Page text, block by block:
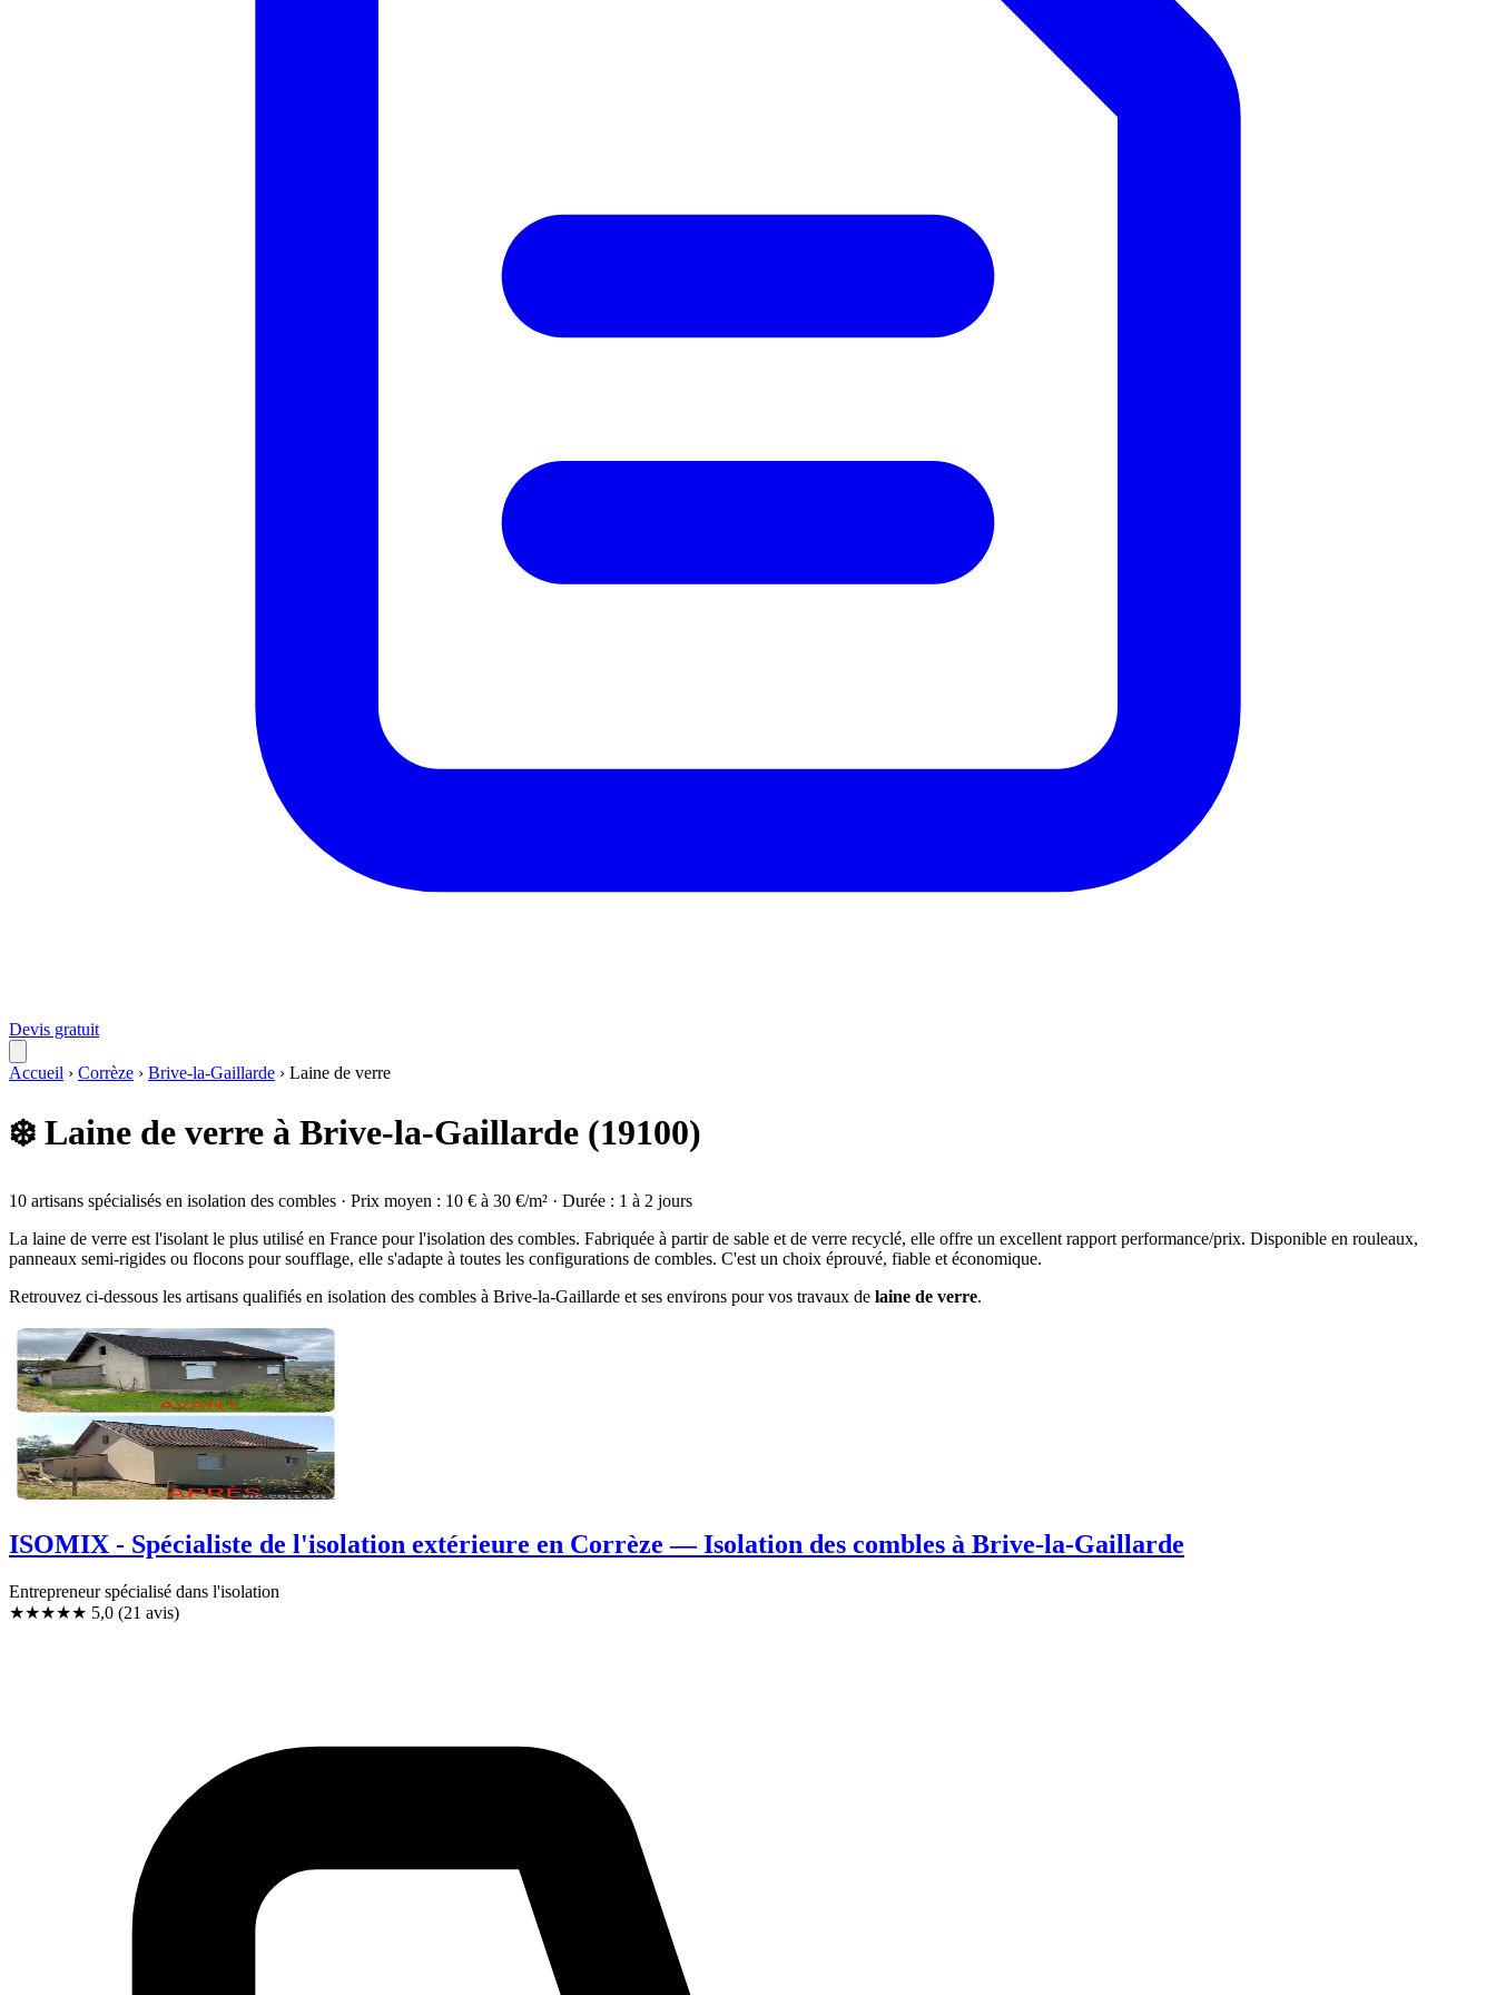
Devis gratuit
Accueil › Corrèze › Brive-la-Gaillarde › Laine de verre
❄️ Laine de verre à Brive-la-Gaillarde (19100)
10 artisans spécialisés en isolation des combles · Prix moyen : 10 € à 30 €/m² · Durée : 1 à 2 jours
La laine de verre est l'isolant le plus utilisé en France pour l'isolation des combles. Fabriquée à partir de sable et de verre recyclé, elle offre un excellent rapport performance/prix. Disponible en rouleaux,
panneaux semi-rigides ou flocons pour soufflage, elle s'adapte à toutes les configurations de combles. C'est un choix éprouvé, fiable et économique.
Retrouvez ci-dessous les artisans qualifiés en isolation des combles à Brive-la-Gaillarde et ses environs pour vos travaux de laine de verre.
ISOMIX - Spécialiste de l'isolation extérieure en Corrèze — Isolation des combles à Brive-la-Gaillarde
Entrepreneur spécialisé dans l'isolation
★★★★★ 5,0 (21 avis)